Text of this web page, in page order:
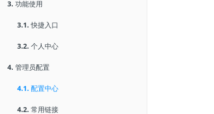
3. 功能使用
3.1. 快捷入口
3.2. 个人中心
4. 管理员配置
4.1. 配置中心
4.2. 常用链接